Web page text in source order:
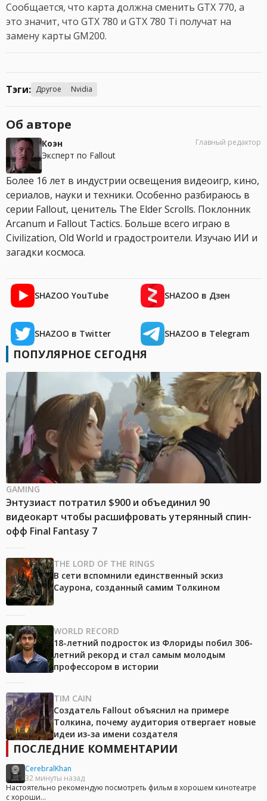
Сообщается, что карта должна сменить GTX 770, а
это значит, что GTX 780 и GTX 780 Ti получат на
замену карты GM200.
Тэги: Другое Nvidia
Об авторе
Коэн
Эксперт по Fallout
Главный редактор
Более 16 лет в индустрии освещения видеоигр, кино,
сериалов, науки и техники. Особенно разбираюсь в
серии Fallout, ценитель The Elder Scrolls. Поклонник
Arcanum и Fallout Tactics. Больше всего играю в
Civilization, Old World и градостроители. Изучаю ИИ и
загадки космоса.
SHAZOO YouTube SHAZOO в Дзен
SHAZOO в Twitter SHAZOO в Telegram
ПОПУЛЯРНОЕ СЕГОДНЯ
GAMING
Энтузиаст потратил $900 и объединил 90
видеокарт чтобы расшифровать утерянный спин-
офф Final Fantasy 7
THE LORD OF THE RINGS
В сети вспомнили единственный эскиз
Саурона, созданный самим Толкином
WORLD RECORD
18-летний подросток из Флориды побил 306-
летний рекорд и стал самым молодым
профессором в истории
TIM CAIN
Создатель Fallout объяснил на примере
Толкина, почему аудитория отвергает новые
идеи из-за имени создателя
ПОСЛЕДНИЕ КОММЕНТАРИИ
CerebralKhan
32 минуты назад
Настоятельно рекомендую посмотреть фильм в хорошем кинотеатре
с хороши...